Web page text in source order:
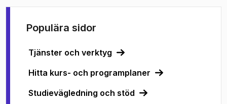
Populära sidor
Tjänster och verktyg
Hitta kurs- och programplaner
Studievägledning och stöd